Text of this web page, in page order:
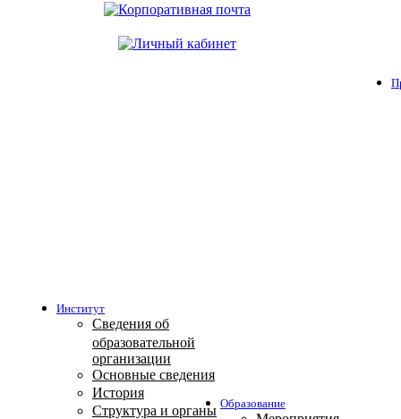
Институт
Сведения об
образовательной
организации
Основные сведения
История
Структура и органы Образование